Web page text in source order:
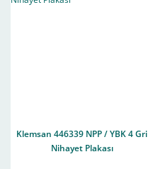
Klemsan 446339 NPP / YBK 4 Gri
Nihayet Plakası